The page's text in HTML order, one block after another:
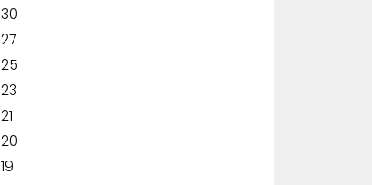
30
27
25
23
21
20
19